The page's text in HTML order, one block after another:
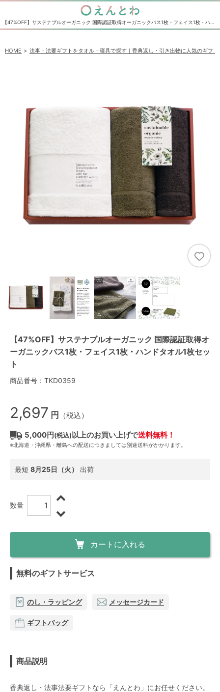
HOME 法事・法要ギフトをタオル・寝具で探す｜香典返し・引き出物に人気のギフト
【47%OFF】サステナブルオーガニック 国際認証取得オ
ーガニックバス1枚・フェイス1枚・ハンドタオル1枚セッ
ト
商品番号：TKD0359
2,697 円 （税込）
5,000円(税込)以上のお買い上げで送料無料！
※北海道・沖縄県・離島への配送につきましては別途送料がかかります。
最短 8月25日（火） 出荷
数量
カートに入れる
無料のギフトサービス
のし・ラッピング メッセージカード
ギフトバッグ
商品説明
香典返し・法事法要ギフトなら「えんとわ」にお任せください。